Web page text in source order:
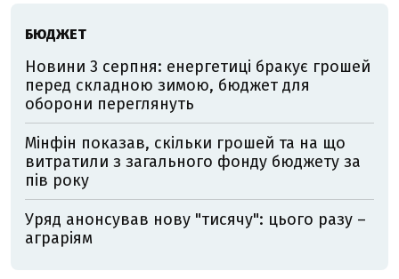
БЮДЖЕТ
Новини 3 серпня: енергетиці бракує грошей
перед складною зимою, бюджет для
оборони переглянуть
Мінфін показав, скільки грошей та на що
витратили з загального фонду бюджету за
пів року
Уряд анонсував нову "тисячу": цього разу –
аграріям